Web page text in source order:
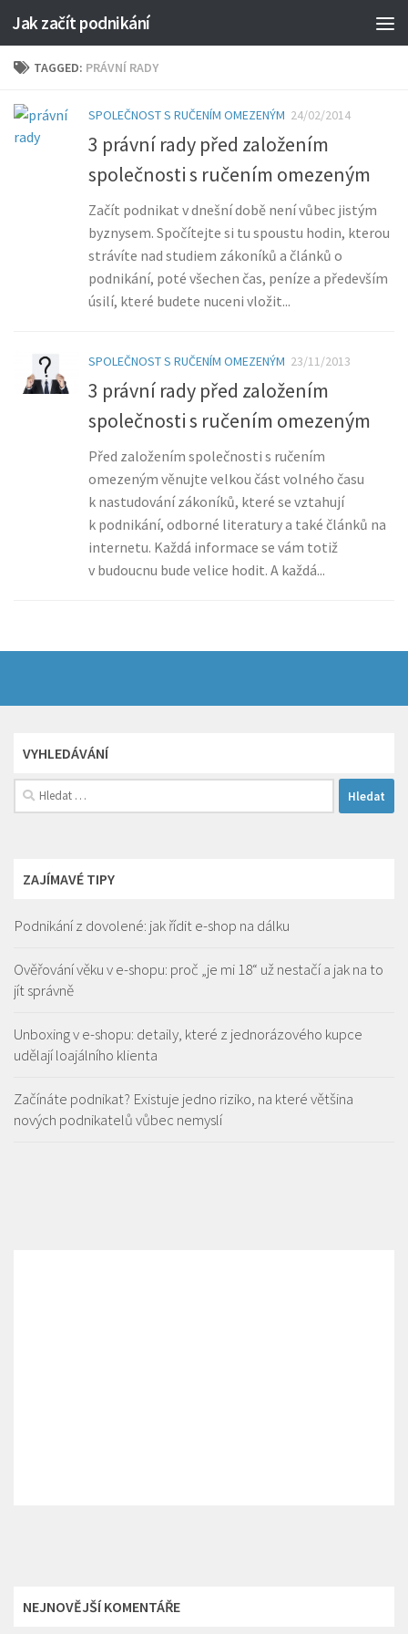
Jak začít podnikání
TAGGED: PRÁVNÍ RADY
SPOLEČNOST S RUČENÍM OMEZENÝM 24/02/2014
3 právní rady před založením
společnosti s ručením omezeným
Začít podnikat v dnešní době není vůbec jistým
byznysem. Spočítejte si tu spoustu hodin, kterou
strávíte nad studiem zákoníků a článků o
podnikání, poté všechen čas, peníze a především
úsilí, které budete nuceni vložit...
SPOLEČNOST S RUČENÍM OMEZENÝM 23/11/2013
3 právní rady před založením
společnosti s ručením omezeným
Před založením společnosti s ručením
omezeným věnujte velkou část volného času
k nastudování zákoníků, které se vztahují
k podnikání, odborné literatury a také článků na
internetu. Každá informace se vám totiž
v budoucnu bude velice hodit. A každá...
VYHLEDÁVÁNÍ
Vyhledávání
ZAJÍMAVÉ TIPY
Podnikání z dovolené: jak řídit e-shop na dálku
Ověřování věku v e-shopu: proč „je mi 18“ už nestačí a jak na to
jít správně
Unboxing v e-shopu: detaily, které z jednorázového kupce
udělají loajálního klienta
Začínáte podnikat? Existuje jedno riziko, na které většina
nových podnikatelů vůbec nemyslí
NEJNOVĚJŠÍ KOMENTÁŘE